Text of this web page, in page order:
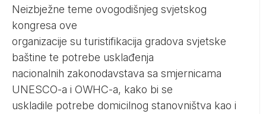
Neizbježne teme ovogodišnjeg svjetskog
kongresa ove
organizacije su turistifikacija gradova svjetske
baštine te potrebe usklađenja
nacionalnih zakonodavstava sa smjernicama
UNESCO-a i OWHC-a, kako bi se
uskladile potrebe domicilnog stanovništva kao i